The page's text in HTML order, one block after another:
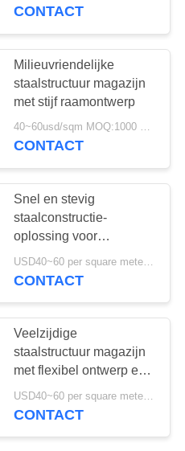
Staal
onderhoudsarme
CONTACT
Milieuvriendelijke
staalstructuur magazijn
met stijf raamontwerp
40~60usd/sqm MOQ:1000 Vierkante Meter
CONTACT
Snel en stevig
staalconstructie-
oplossing voor
magazijnbouw met stijf
portaalframe
CONTACT
Veelzijdige
staalstructuur magazijn
met flexibel ontwerp en
snelle bouw
USD40~60 per square meter MOQ:1000 Vierkante Meter
CONTACT